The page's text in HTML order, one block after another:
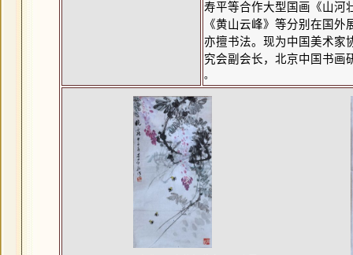
寿平等合作大型国画《山河
《黄山云峰》等分别在国
亦擅书法。现为中国美术家
究会副会长，北京中国书画
。